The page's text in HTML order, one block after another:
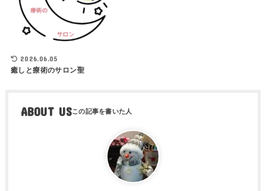
2026.06.05
癒しと療術のサロン聖
ABOUT US